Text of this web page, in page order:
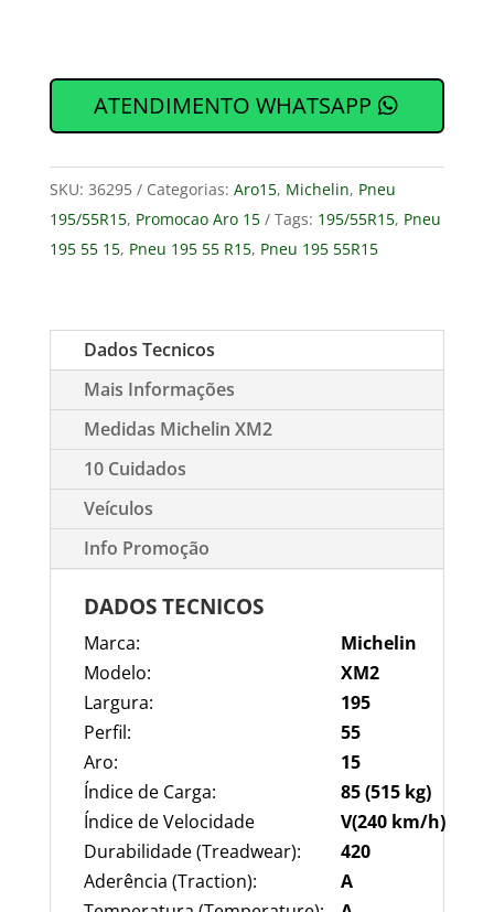
ATENDIMENTO WHATSAPP
SKU: 36295 Categorias: Aro15, Michelin, Pneu
195/55R15, Promocao Aro 15 Tags: 195/55R15, Pneu
195 55 15, Pneu 195 55 R15, Pneu 195 55R15
Dados Tecnicos
Mais Informações
Medidas Michelin XM2
10 Cuidados
Veículos
Info Promoção
DADOS TECNICOS
Marca:
Michelin
Modelo:
XM2
Largura:
195
Perfil:
55
Aro:
15
Índice de Carga:
85 (515 kg)
Índice de Velocidade
V(240 km/h)
Durabilidade (Treadwear):
420
Aderência (Traction):
A